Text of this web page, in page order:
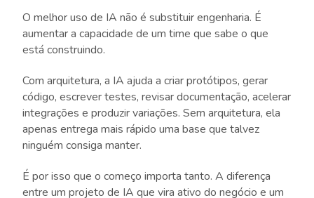
O melhor uso de IA não é substituir engenharia. É
aumentar a capacidade de um time que sabe o que
está construindo.
Com arquitetura, a IA ajuda a criar protótipos, gerar
código, escrever testes, revisar documentação, acelerar
integrações e produzir variações. Sem arquitetura, ela
apenas entrega mais rápido uma base que talvez
ninguém consiga manter.
É por isso que o começo importa tanto. A diferença
entre um projeto de IA que vira ativo do negócio e um